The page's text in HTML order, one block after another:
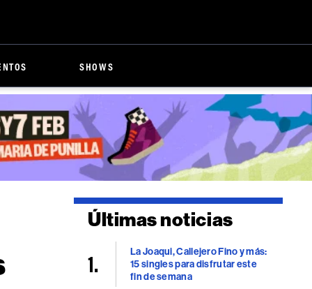
SHOWS
Últimas noticias
La Joaqui, Callejero Fino y más:
15 singles para disfrutar este
fin de semana